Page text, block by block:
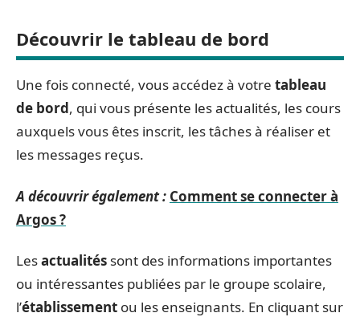
Découvrir le tableau de bord
Une fois connecté, vous accédez à votre tableau
de bord, qui vous présente les actualités, les cours
auxquels vous êtes inscrit, les tâches à réaliser et
les messages reçus.
A découvrir également : Comment se connecter à
Argos ?
Lesactualités sont des informations importantes
ou intéressantes publiées par le groupe scolaire,
l’établissement ou les enseignants. En cliquant sur